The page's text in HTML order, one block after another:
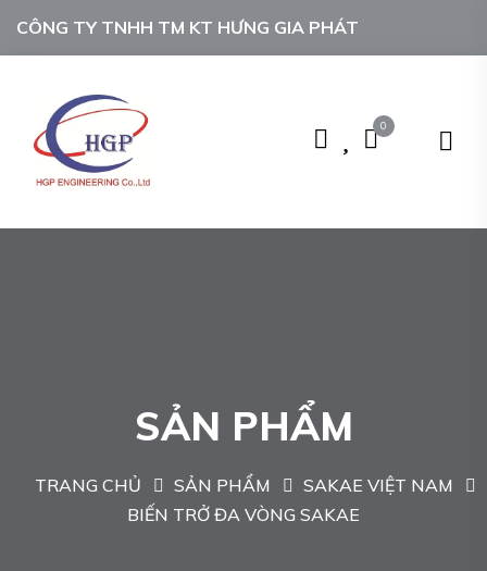
CÔNG TY TNHH TM KT HƯNG GIA PHÁT
0
SẢN PHẨM
TRANG CHỦ SẢN PHẨM
SAKAE VIỆT NAM
BIẾN TRỞ ĐA VÒNG SAKAE